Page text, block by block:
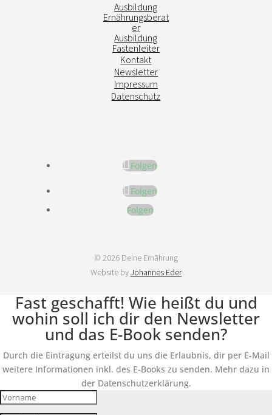
Ausbildung
Ernährungsberat
er
Ausbildung
Fastenleiter
Kontakt
Newsletter
Impressum
Datenschutz
Folgen
Folgen
Folgen
© 2026 Deine Ernährung
Website byJohannes Eder
Fast geschafft! Wie heißt du und
wohin soll ich dir den Newsletter
und das E-Book senden?
Durch die Eintragung erteilst du uns die Erlaubnis, dir per E-Mail
weitere Informationen inkl. des E-Books zu senden. Mehr dazu in
der Datenschutzerklärung.